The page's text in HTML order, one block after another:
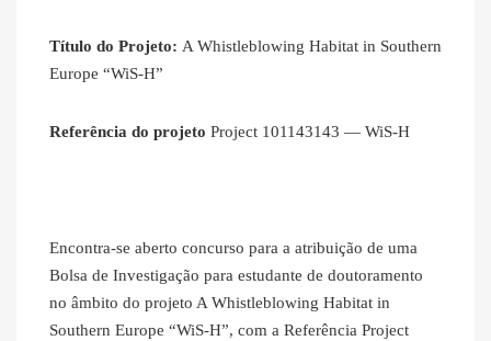
Título do Projeto: A Whistleblowing Habitat in Southern
Europe “WiS-H”
Referência do projeto Project 101143143 — WiS-H
Encontra-se aberto concurso para a atribuição de uma
Bolsa de Investigação para estudante de doutoramento
no âmbito do projeto A Whistleblowing Habitat in
Southern Europe “WiS-H”, com a Referência Project